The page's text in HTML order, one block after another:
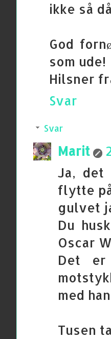
ikke så
God
som ude!
Hilsner
Svar
Svar
Marit
Ja, det
flytte
gulvet
Du
Oscar
Det
med
Tusen